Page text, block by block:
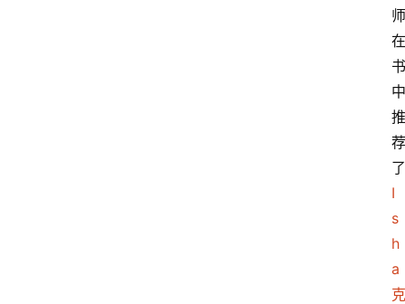
师
在
书
中
推
荐
了
I
s
h
a
克